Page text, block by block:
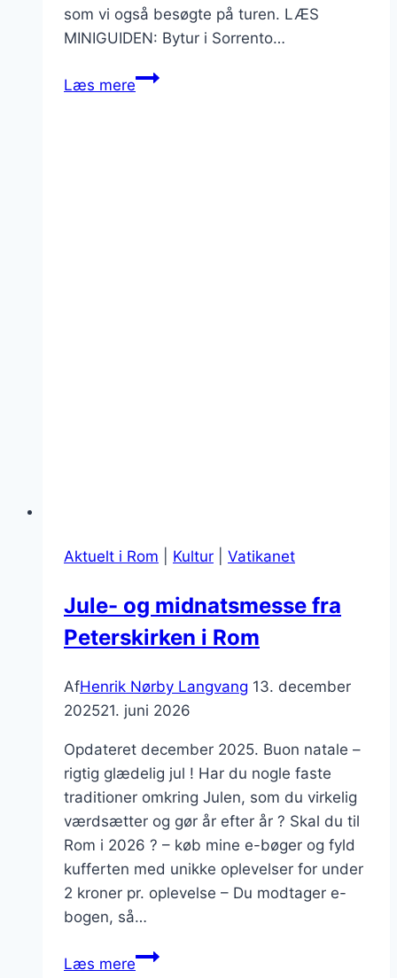
som vi også besøgte på turen. LÆS
MINIGUIDEN: Bytur i Sorrento…
Læs mereMiniguide
Aktuelt i Rom Kultur Vatikanet
Jule- og midnatsmesse fra
Peterskirken i Rom
AfHenrik Nørby Langvang 13. december
202521. juni 2026
Opdateret december 2025. Buon natale –
rigtig glædelig jul ! Har du nogle faste
traditioner omkring Julen, som du virkelig
værdsætter og gør år efter år ? Skal du til
Rom i 2026 ? – køb mine e-bøger og fyld
kufferten med unikke oplevelser for under
2 kroner pr. oplevelse – Du modtager e-
bogen, så…
Læs mereJule-